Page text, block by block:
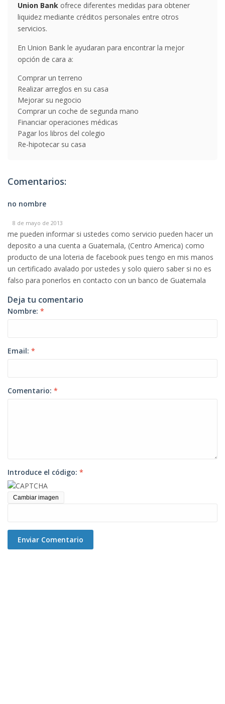
Union Bank ofrece diferentes medidas para obtener
liquidez mediante créditos personales entre otros
servicios.
En Union Bank le ayudaran para encontrar la mejor
opción de cara a:
Comprar un terreno
Realizar arreglos en su casa
Mejorar su negocio
Comprar un coche de segunda mano
Financiar operaciones médicas
Pagar los libros del colegio
Re-hipotecar su casa
Comentarios:
no nombre
8 de mayo de 2013
me pueden informar si ustedes como servicio pueden hacer un
deposito a una cuenta a Guatemala, (Centro America) como
producto de una loteria de facebook pues tengo en mis manos
un certificado avalado por ustedes y solo quiero saber si no es
falso para ponerlos en contacto con un banco de Guatemala
Deja tu comentario
Nombre: *
Email: *
Comentario: *
Introduce el código: *
Cambiar imagen
Enviar Comentario